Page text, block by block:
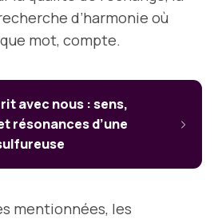
d’harmonie où
mot, compte.
avec nous : sens,
résonances d’une
mentionnées, les